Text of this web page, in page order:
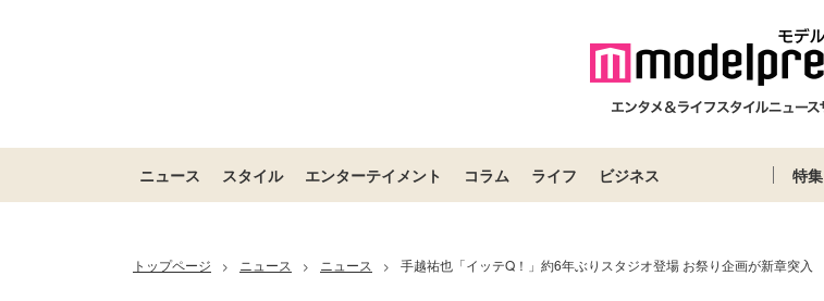
ニュース スタイル エンターテイメント コラム ライフ ビジネス 特集
トップページ > ニュース > ニュース > 手越祐也「イッテQ！」約6年ぶりスタジオ登場 お祭り企画が新章突入